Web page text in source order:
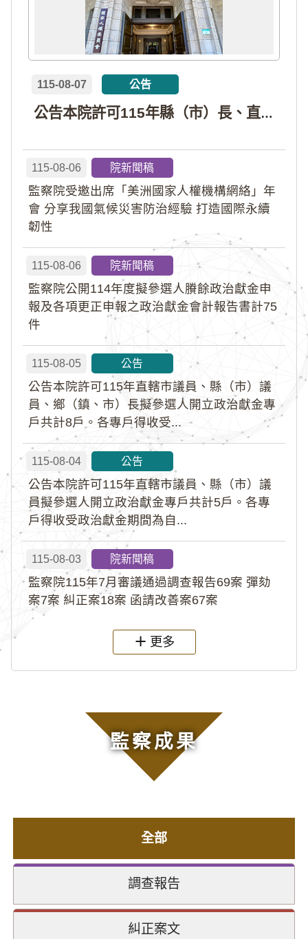
公告本院許可115年縣（市）長、直轄市議員、縣（市）議員擬參選人開立政治獻金專戶共計4戶。各專戶得收受政治獻金期間為自專戶許可設立日起至115年11月27日止，專戶名冊詳如附件。
115-08-07 公告
115-08-06 院新聞稿
監察院受邀出席「美洲國家人權機構網絡」年
會 分享我國氣候災害防治經驗 打造國際永續
韌性
115-08-06 院新聞稿
監察院公開114年度擬參選人賸餘政治獻金申
報及各項更正申報之政治獻金會計報告書計75
件
115-08-05 公告
公告本院許可115年直轄市議員、縣（市）議
員、鄉（鎮、市）長擬參選人開立政治獻金專
戶共計8戶。各專戶得收受...
115-08-04 公告
公告本院許可115年直轄市議員、縣（市）議
員擬參選人開立政治獻金專戶共計5戶。各專
戶得收受政治獻金期間為自...
115-08-03 院新聞稿
監察院115年7月審議通過調查報告69案 彈劾
案7案 糾正案18案 函請改善案67案
更多
監察成果
全部
調查報告
糾正案文